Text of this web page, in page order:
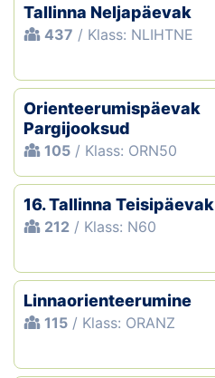
Klubid
Püsirajad
Ajalugu
Koolitused
Tallinna Neljapäevak
437 / Klass: NLIHTNE
Orienteerumispäevak
Pargijooksud
105 / Klass: ORN50
16. Tallinna Teisipäevak
212 / Klass: N60
Linnaorienteerumine
115 / Klass: ORANZ